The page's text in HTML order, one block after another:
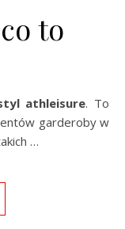
to
athleisure. To
garderoby w
…